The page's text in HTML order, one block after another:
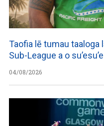
Taofia lē tumau taaloga
Sub-League a o
04/08/2026